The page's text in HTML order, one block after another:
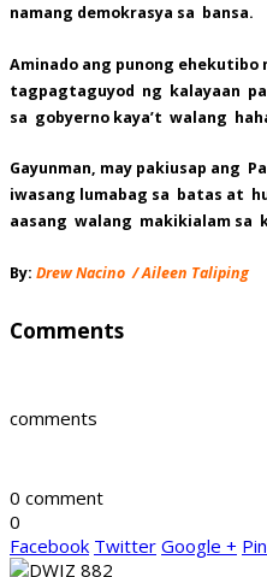
namang demokrasya sa bansa.
Aminado ang punong
tagpagtaguyod ng kalayaan
sa gobyerno kaya’t walang
Gayunman, may pakiusap ang
iwasang lumabag sa batas at
aasang walang makikialam sa
By: Drew Nacino / Aileen Taliping
Comments
comments
0 comment
0
Facebook Twitter Google +